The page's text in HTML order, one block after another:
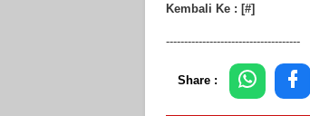
Kembali Ke : [#]
-------------------------------------
Share :